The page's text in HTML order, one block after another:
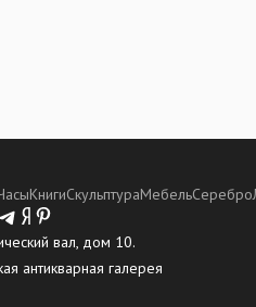
КнигиСкульптураМебельСеребро
вал, дом 10.
антикварная галерея